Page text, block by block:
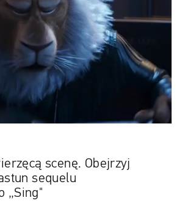
scenę. Obejrzyj
sequelu
„Sing"